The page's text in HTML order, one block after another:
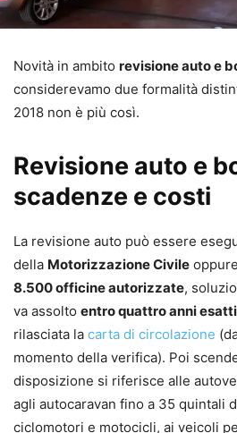
Novità in ambito revisione auto e
considerevamo due formalità
2018 non è più così.
Revisione auto e
scadenze e costi
La revisione auto può essere
della Motorizzazione Civile
8.500 officine autorizzate,
va assolto entro quattro anni esatti
rilasciata la carta di circolazione
momento della verifica). Poi
disposizione si riferisce alle
agli autocaravan fino a 35 quintali
ciclomotori e motocicli, ai veicoli